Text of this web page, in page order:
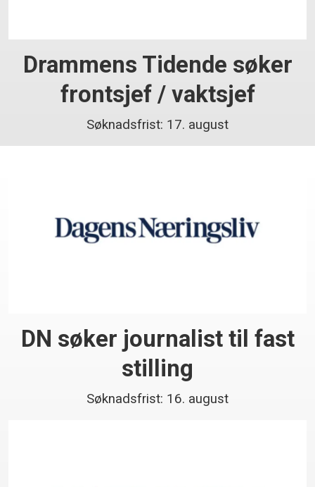
Drammens Tidende søker
frontsjef / vaktsjef
Søknadsfrist: 17. august
DN søker journalist til fast
stilling
Søknadsfrist: 16. august